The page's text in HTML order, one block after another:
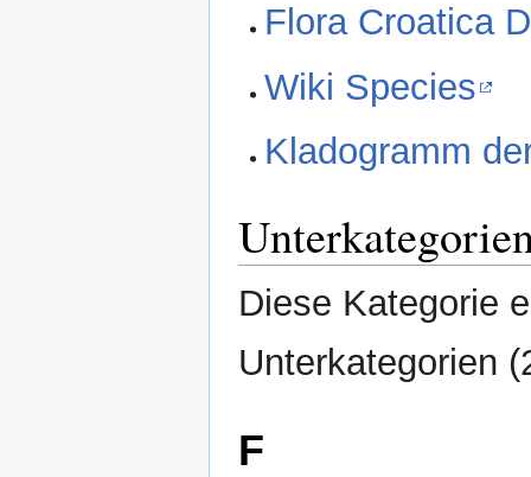
Flora Croatica
Wiki Species
Kladogramm
Diese Kategorie
Unterkategorien
F